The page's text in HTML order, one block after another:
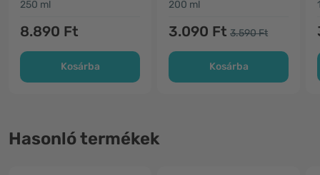
250 ml
8.890 Ft
Kosárba
200 ml
3.090 Ft 3.590 Ft
Kosárba
Hasonló termékek